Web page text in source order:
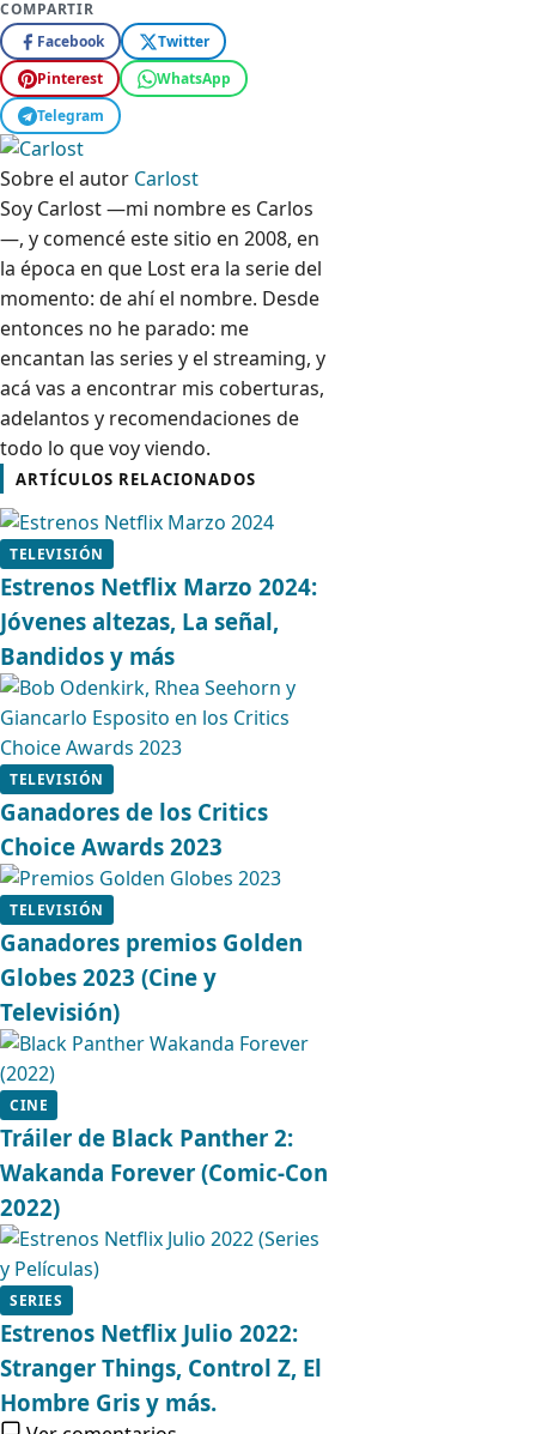
COMPARTIR
Facebook
Twitter
Pinterest
WhatsApp
Telegram
Sobre el autor Carlost
Soy Carlost —mi nombre es Carlos
—, y comencé este sitio en 2008, en
la época en que Lost era la serie del
momento: de ahí el nombre. Desde
entonces no he parado: me
encantan las series y el streaming, y
acá vas a encontrar mis coberturas,
adelantos y recomendaciones de
todo lo que voy viendo.
ARTÍCULOS RELACIONADOS
TELEVISIÓN
Estrenos Netflix Marzo 2024:
Jóvenes altezas, La señal,
Bandidos y más
TELEVISIÓN
Ganadores de los Critics
Choice Awards 2023
TELEVISIÓN
Ganadores premios Golden
Globes 2023 (Cine y
Televisión)
CINE
Tráiler de Black Panther 2:
Wakanda Forever (Comic-Con
2022)
SERIES
Estrenos Netflix Julio 2022:
Stranger Things, Control Z, El
Hombre Gris y más.